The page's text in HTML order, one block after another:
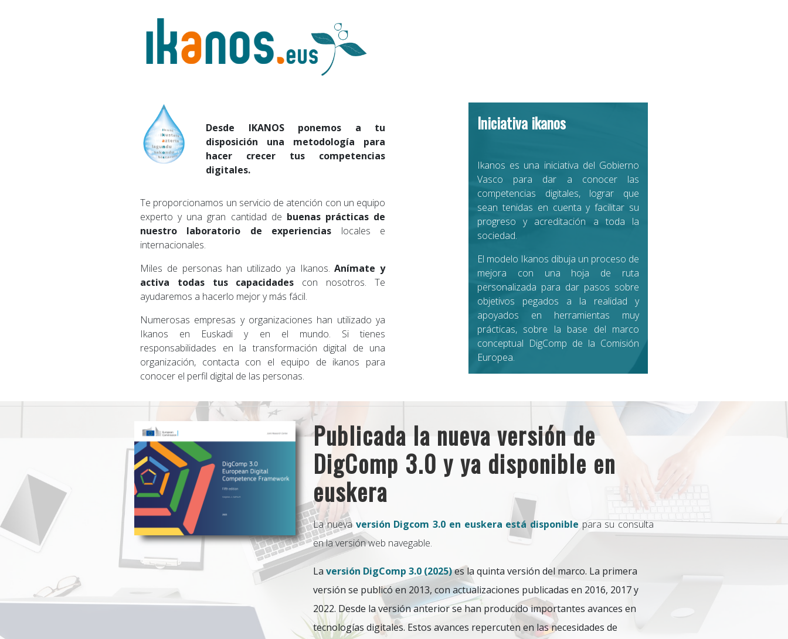
Desde IKANOS ponemos a tu
disposición una metodología para
hacer crecer tus competencias
digitales.
Te proporcionamos un servicio de atención con un equipo
experto y una gran cantidad de buenas prácticas de
nuestro laboratorio de experiencias locales e
internacionales.
Miles de personas han utilizado ya Ikanos.Anímate y
activa todas tus capacidades con nosotros. Te
ayudaremos a hacerlo mejor y más fácil.
Numerosas empresas y organizaciones han utilizado ya
Ikanos en Euskadi y en el mundo. Si tienes
responsabilidades en la transformación digital de una
organización, contacta con el equipo de ikanos para
conocer el perfil digital de las personas.
Iniciativa ikanos
Ikanos es una iniciativa del Gobierno
Vasco para dar a conocer las
competencias digitales, lograr que
sean tenidas en cuenta y facilitar su
progreso y acreditación a toda la
sociedad.
El modelo Ikanos dibuja un proceso de
mejora con una hoja de ruta
personalizada para dar pasos sobre
objetivos pegados a la realidad y
apoyados en herramientas muy
prácticas, sobre la base del marco
conceptual DigComp de la Comisión
Europea.
Publicada la nueva versión de
DigComp 3.0 y ya disponible en
euskera
La nuevaversión Digcom 3.0 en euskera está disponible para su consulta
en la versión web navegable.
Laversión DigComp 3.0 (2025)es la quinta versión del marco. La primera
versión se publicó en 2013, con actualizaciones publicadas en 2016, 2017 y
2022. Desde la versión anterior se han producido importantes avances en
tecnologías digitales. Estos avances repercuten en las necesidades de